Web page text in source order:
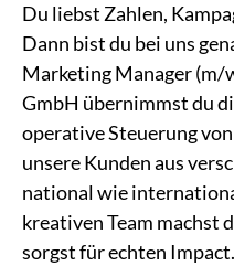
Du liebst Zahlen,
Dann bist du bei uns
Marketing Manager (m/
GmbH übernimmst du
operative Steuerung
unsere Kunden aus
national wie
kreativen Team machst
sorgst für echten Impact.